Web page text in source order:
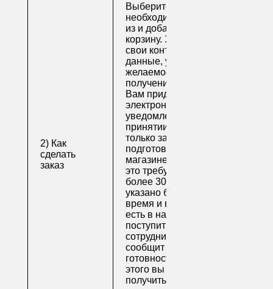
2) Как
сделать
заказ
Выберите
необходимые товары
из и добавьте их в
корзину. Заполните
свои контактные
данные, укажите
желаемое время
получения заказа.
Вам придет по
электронной почте
уведомление о
принятии заказа. Как
только заказ
подготовят в
магазине (обычно на
это требуется не
более 30 минут, если
указано ближайшее
время и весь товар
есть в наличии), вам
поступит письмо от
сотрудника, который
сообщит о
готовности. После
этого вы можете
получить свой заказ в